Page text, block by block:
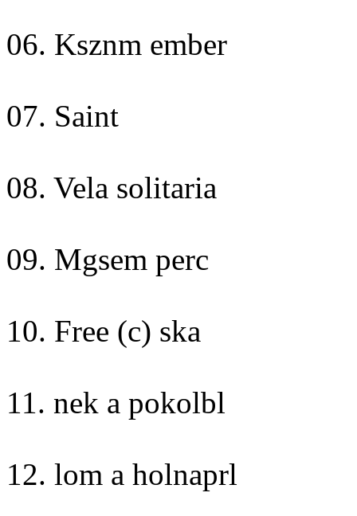
06. Ksznm ember
07. Saint
08. Vela solitaria
09. Mgsem perc
10. Free (c) ska
11. nek a pokolbl
12. lom a holnaprl